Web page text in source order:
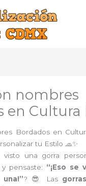
nombres
en Cultura
Bordados en
tu Estilo 🧢✨
visto una gorra
pensaste: “¡Eso se
? 😎 Las